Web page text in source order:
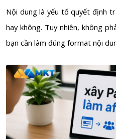
Nội dung là yếu tố quyết định
hay không. Tuy nhiên, không
bạn cần làm đúng format nội